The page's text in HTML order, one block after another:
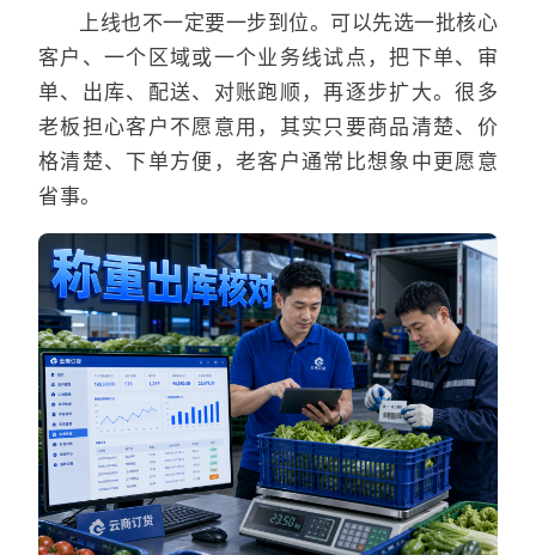
上线也不一定要一步到位。可以先选一批核心
客户、一个区域或一个业务线试点，把下单、审
单、出库、配送、对账跑顺，再逐步扩大。很多
老板担心客户不愿意用，其实只要商品清楚、价
格清楚、下单方便，老客户通常比想象中更愿意
省事。